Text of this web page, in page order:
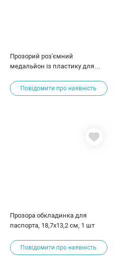
Прозорий роз'ємний
медальйон із пластику для
Повідомити про наявність
Прозора обкладинка для
паспорта, 18,7х13,2 см, 1 шт
Повідомити про наявність